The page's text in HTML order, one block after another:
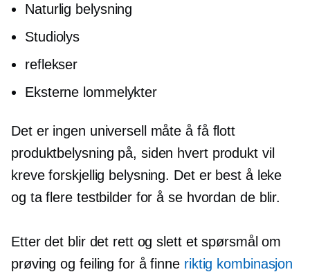
Naturlig belysning
Studiolys
reflekser
Eksterne lommelykter
Det er ingen universell måte å få flott
produktbelysning på, siden hvert produkt vil
kreve forskjellig belysning. Det er best å leke
og ta flere testbilder for å se hvordan de blir.
Etter det blir det rett og slett et spørsmål om
prøving og feiling for å finne riktig kombinasjon